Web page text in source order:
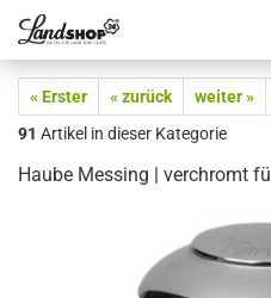
« Erster « zurück weiter »
91 Artikel in dieser Kategorie
Haube Messing | verchromt